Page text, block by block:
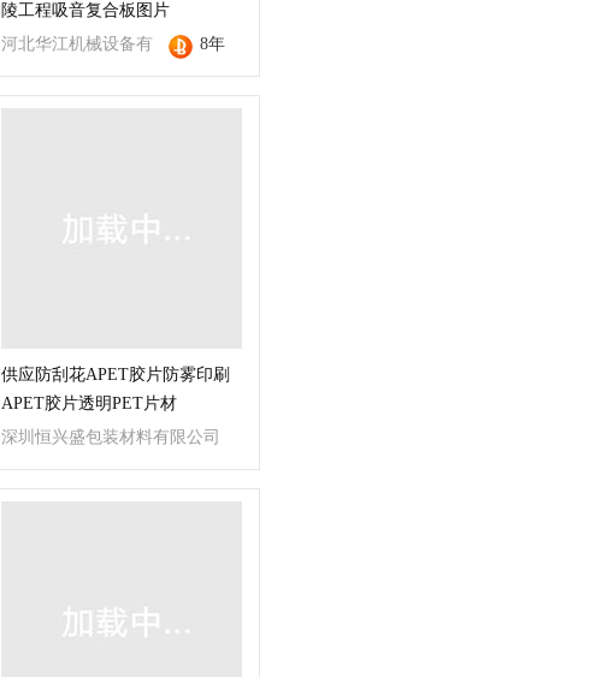
陵工程吸音复合板图片
河北华江机械设备有
限公司
8年
供应防刮花APET胶片防雾印刷
APET胶片透明PET片材
深圳恒兴盛包装材料有限公司